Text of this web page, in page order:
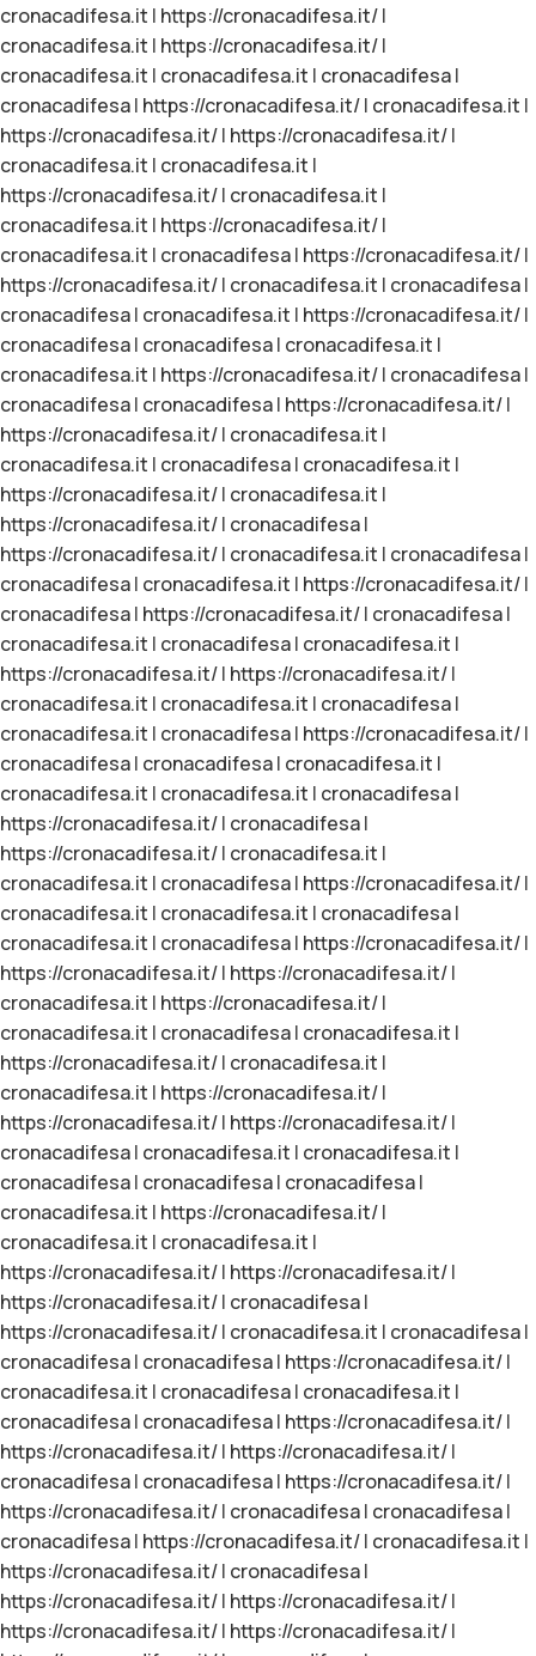
cronacadifesa.it | https://cronacadifesa.it/|
cronacadifesa.it | https://cronacadifesa.it/|
cronacadifesa.it | cronacadifesa.it | cronacadifesa|
cronacadifesa| https://cronacadifesa.it/| cronacadifesa.it |
https://cronacadifesa.it/| https://cronacadifesa.it/|
cronacadifesa.it | cronacadifesa.it |
https://cronacadifesa.it/| cronacadifesa.it |
cronacadifesa.it | https://cronacadifesa.it/|
cronacadifesa.it | cronacadifesa| https://cronacadifesa.it/|
https://cronacadifesa.it/| cronacadifesa.it | cronacadifesa|
cronacadifesa| cronacadifesa.it | https://cronacadifesa.it/|
cronacadifesa| cronacadifesa| cronacadifesa.it |
cronacadifesa.it | https://cronacadifesa.it/| cronacadifesa|
cronacadifesa| cronacadifesa| https://cronacadifesa.it/|
https://cronacadifesa.it/| cronacadifesa.it |
cronacadifesa.it | cronacadifesa| cronacadifesa.it |
https://cronacadifesa.it/| cronacadifesa.it |
https://cronacadifesa.it/| cronacadifesa|
https://cronacadifesa.it/| cronacadifesa.it | cronacadifesa|
cronacadifesa| cronacadifesa.it | https://cronacadifesa.it/|
cronacadifesa| https://cronacadifesa.it/| cronacadifesa|
cronacadifesa.it | cronacadifesa| cronacadifesa.it |
https://cronacadifesa.it/| https://cronacadifesa.it/|
cronacadifesa.it | cronacadifesa.it | cronacadifesa|
cronacadifesa.it | cronacadifesa| https://cronacadifesa.it/|
cronacadifesa| cronacadifesa| cronacadifesa.it |
cronacadifesa.it | cronacadifesa.it | cronacadifesa|
https://cronacadifesa.it/| cronacadifesa|
https://cronacadifesa.it/| cronacadifesa.it |
cronacadifesa.it | cronacadifesa| https://cronacadifesa.it/|
cronacadifesa.it | cronacadifesa.it | cronacadifesa|
cronacadifesa.it | cronacadifesa| https://cronacadifesa.it/|
https://cronacadifesa.it/| https://cronacadifesa.it/|
cronacadifesa.it | https://cronacadifesa.it/|
cronacadifesa.it | cronacadifesa| cronacadifesa.it |
https://cronacadifesa.it/| cronacadifesa.it |
cronacadifesa.it | https://cronacadifesa.it/|
https://cronacadifesa.it/| https://cronacadifesa.it/|
cronacadifesa| cronacadifesa.it | cronacadifesa.it |
cronacadifesa| cronacadifesa| cronacadifesa|
cronacadifesa.it | https://cronacadifesa.it/|
cronacadifesa.it | cronacadifesa.it |
https://cronacadifesa.it/| https://cronacadifesa.it/|
https://cronacadifesa.it/| cronacadifesa|
https://cronacadifesa.it/| cronacadifesa.it | cronacadifesa|
cronacadifesa| cronacadifesa| https://cronacadifesa.it/|
cronacadifesa.it | cronacadifesa| cronacadifesa.it |
cronacadifesa| cronacadifesa| https://cronacadifesa.it/|
https://cronacadifesa.it/| https://cronacadifesa.it/|
cronacadifesa| cronacadifesa| https://cronacadifesa.it/|
https://cronacadifesa.it/| cronacadifesa| cronacadifesa|
cronacadifesa| https://cronacadifesa.it/| cronacadifesa.it |
https://cronacadifesa.it/| cronacadifesa|
https://cronacadifesa.it/| https://cronacadifesa.it/|
https://cronacadifesa.it/| https://cronacadifesa.it/|